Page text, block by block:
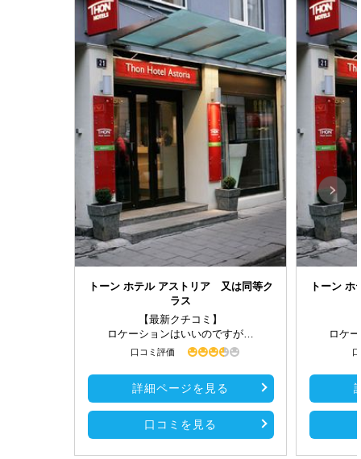
トーン ホテル アストリア 又は同等ク
ラス
【最新クチコミ】
ロケーションはいいのですが…
口コミ評価
詳細ページを見る
口コミを見る
トーン
ロケ